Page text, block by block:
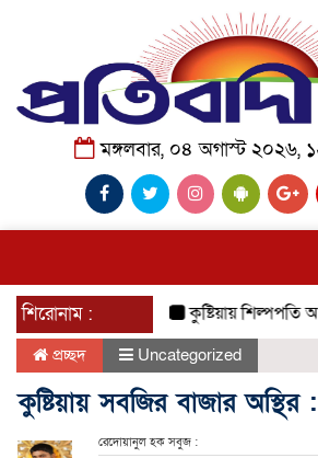
মঙ্গলবার, ০৪ অগাস্ট ২০২৬,
শিরোনাম : কুষ্টিয়ায় শিল্পপতি
প্রচ্ছদ Uncategorized
কুষ্টিয়ায় সবজির বাজার অস্থির
রেদোয়ানুল হক সবুজ :